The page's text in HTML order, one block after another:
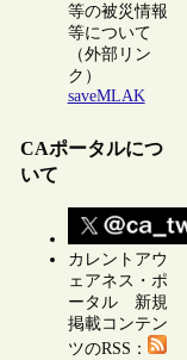
等の被災情報
等について
（外部リン
ク）
saveMLAK
CAポータルにつ
いて
カレントアウ
ェアネス・ポ
ータル 新規
掲載コンテン
ツのRSS：